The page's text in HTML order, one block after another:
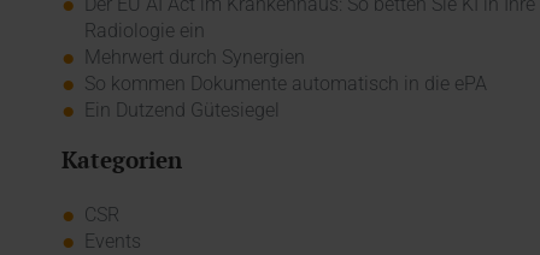
Radiologie ein
Mehrwert durch Synergien
So kommen Dokumente automatisch in die ePA
Ein Dutzend Gütesiegel
Kategorien
CSR
Events